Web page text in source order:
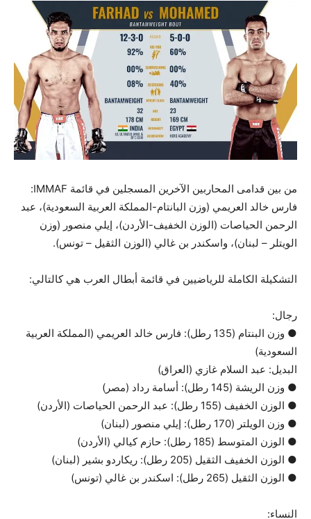
من بين قدامى المحاربين الآخرين المسجلين في قائمة IMMAF:
فارس خالد العريمي (وزن البانتام-المملكة العربية السعودية)، عبد
الرحمن الحياصات (الوزن الخفيف-الأردن)، إيلي منصور (وزن
الويتلر – لبنان)، واسكندر بن غالي (الوزن الثقيل – تونس).
التشكيلة الكاملة للرياضيين في قائمة أبطال العرب هي كالتالي:
رجال:
● وزن البنتام (135 رطل): فارس خالد العريمي (المملكة العربية
السعودية)
البديل: عبد السلام غازي (العراق)
● وزن الريشة (145 رطل): أسامة رداد (مصر)
● الوزن الخفيف (155 رطل): عبد الرحمن الحياصات (الأردن)
● وزن الويلتر (170 رطل): إيلي منصور (لبنان)
● الوزن المتوسط (185 رطل): حازم كيالي (الأردن)
● الوزن الخفيف الثقيل (205 رطل): ريكاردو بشير (لبنان)
● الوزن الثقيل (265 رطل): اسكندر بن غالي (تونس)
النساء: